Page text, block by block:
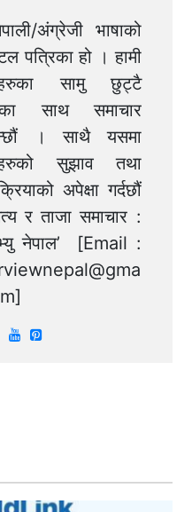
अंग्रेजी भाषाको
पत्रिका हो । हामी
सामु छुट्टै
साथ समाचार
। साथै यसमा
सुझाव तथा
अपेक्षा गर्दछौं
र ताजा समाचार :
नेपाल’ [Email :
]